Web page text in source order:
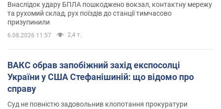
Внаслідок удару БПЛА пошкоджено вокзал, контактну мережу
та рухомий склад, рух поїздів до станції тимчасово
призупинили
6.08.2026 11:57 2,4 т.
ВАКС обрав запобіжний захід експосолці
України у США Стефанішиній: що відомо про
справу
Суд не повністю задовольнив клопотання прокуратури